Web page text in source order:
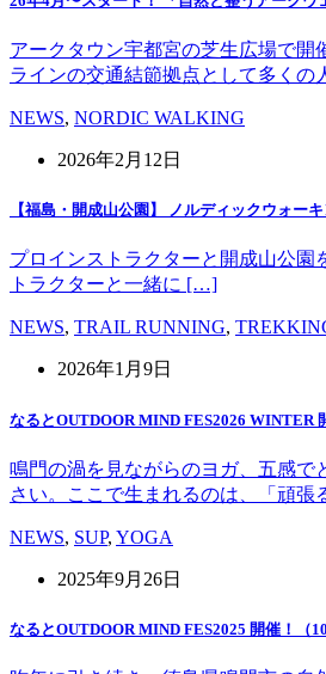
アークタウン宇都宮の芝生広場で開
ラインの交通結節拠点として多く
NEWS, NORDIC WALKING
2026年2月12日
【福島・開成山公園】 ノルディックウォー
プロインストラクターと開成山公園
トラクターと一緒に […]
NEWS, TRAIL RUNNING,
2026年1月9日
なるとOUTDOOR MIND FES2026 WINTER
鳴門の渦を見ながらのヨガ、五感で
さい。ここで生まれるのは、「頑
NEWS, SUP, YOGA
2025年9月26日
なるとOUTDOOR MIND FES2025 開催！（